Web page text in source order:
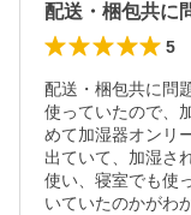
5
配送・梱包共に問
使っていたので、
めて加湿器オンリ
出ていて、加湿さ
使い、寝室でも使
いていたのかがわ